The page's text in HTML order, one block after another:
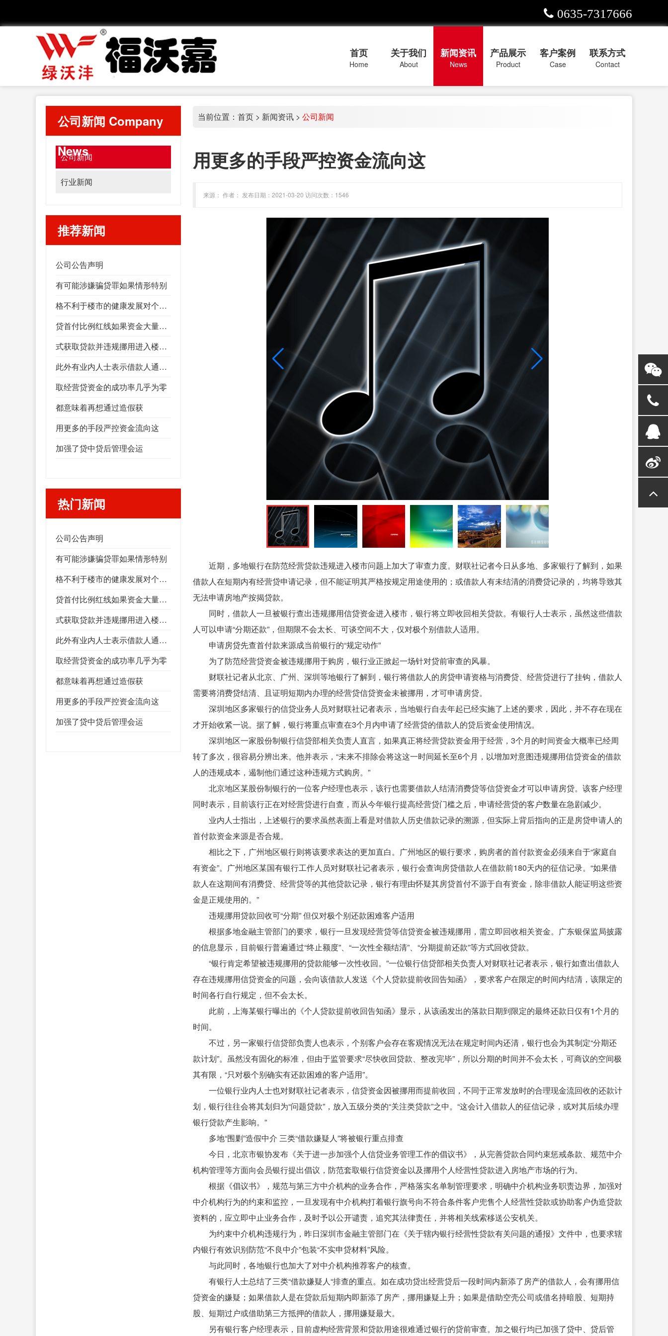
0635-7317666
首页
Home
关于我们
About
新闻资讯
News
产品展示
Product
客户案例
Case
联系方式
Contact
公司新闻 Company
News
公司新闻
行业新闻
推荐新闻
公司公告声明
有可能涉嫌骗贷罪如果情形特别
格不利于楼市的健康发展对个人而言如果造成了银行的实际损失
贷首付比例红线如果资金大量流入楼市将推高资产价
式获取贷款并违规挪用进入楼市意味着变相突破了房
此外有业内人士表示借款人通过造假的方
取经营贷资金的成功率几乎为零
都意味着再想通过造假获
用更多的手段严控资金流向这
加强了贷中贷后管理会运
热门新闻
公司公告声明
有可能涉嫌骗贷罪如果情形特别
格不利于楼市的健康发展对个人而言如果造成了银行的实际损失
贷首付比例红线如果资金大量流入楼市将推高资产价
式获取贷款并违规挪用进入楼市意味着变相突破了房
此外有业内人士表示借款人通过造假的方
取经营贷资金的成功率几乎为零
都意味着再想通过造假获
用更多的手段严控资金流向这
加强了贷中贷后管理会运
当前位置： 首页 > 新闻资讯 > 公司新闻
用更多的手段严控资金流向这
来源： 作者： 发布日期：2021-03-20 访问次数：1546
近期，多地银行在防范经营贷款违规进入楼市问题上加大了审查力度。财联社记者今日从多地、多家银行了解到，如果
借款人在短期内有经营贷申请记录，但不能证明其严格按规定用途使用的；或借款人有未结清的消费贷记录的，均将导致其
无法申请房地产按揭贷款。
同时，借款人一旦被银行查出违规挪用信贷资金进入楼市，银行将立即收回相关贷款。有银行人士表示，虽然这些借款
人可以申请“分期还款”，但期限不会太长、可谈空间不大，仅对极个别借款人适用。
申请房贷先查首付款来源成当前银行的“规定动作”
为了防范经营贷资金被违规挪用于购房，银行业正掀起一场针对贷前审查的风暴。
财联社记者从北京、广州、深圳等地银行了解到，银行将借款人的房贷申请资格与消费贷、经营贷进行了挂钩，借款人
需要将消费贷结清、且证明短期内办理的经营贷信贷资金未被挪用，才可申请房贷。
深圳地区多家银行的信贷业务人员对财联社记者表示，当地银行自去年起已经实施了上述的要求，因此，并不存在现在
才开始收紧一说。据了解，银行将重点审查在3个月内申请了经营贷的借款人的贷后资金使用情况。
深圳地区一家股份制银行信贷部相关负责人直言，如果真正将经营贷款资金用于经营，3个月的时间资金大概率已经周
转了多次，很容易分辨出来。他并表示，“未来不排除会将这这一时间延长至6个月，以增加对意图违规挪用信贷资金的借款
人的违规成本，遏制他们通过这种违规方式购房。”
北京地区某股份制银行的一位客户经理也表示，该行也需要借款人结清消费贷等信贷资金才可以申请房贷。该客户经理
同时表示，目前该行正在对经营贷进行自查，而从今年银行提高经营贷门槛之后，申请经营贷的客户数量在急剧减少。
业内人士指出，上述银行的要求虽然表面上看是对借款人历史借款记录的溯源，但实际上背后指向的正是房贷申请人的
首付款资金来源是否合规。
相比之下，广州地区银行则将该要求表达的更加直白。广州地区的银行要求，购房者的首付款资金必须来自于“家庭自
有资金”。广州地区某国有银行工作人员对财联社记者表示，银行会查询房贷借款人在借款前180天内的征信记录。“如果借
款人在这期间有消费贷、经营贷等的其他贷款记录，银行有理由怀疑其房贷首付不源于自有资金，除非借款人能证明这些资
金是正规使用的。”
违规挪用贷款回收可“分期” 但仅对极个别还款困难客户适用
根据多地金融主管部门的要求，银行一旦发现经营贷等信贷资金被违规挪用，需立即回收相关资金。广东银保监局披露
的信息显示，目前银行普遍通过“终止额度”、“一次性全额结清”、“分期提前还款”等方式回收贷款。
“银行肯定希望被违规挪用的贷款能够一次性收回。”一位银行信贷部相关负责人对财联社记者表示，银行如查出借款人
存在违规挪用信贷资金的问题，会向该借款人发送《个人贷款提前收回告知函》，要求客户在限定的时间内结清，该限定的
时间各行自行规定，但不会太长。
此前，上海某银行曝出的《个人贷款提前收回告知函》显示，从该函发出的落款日期到限定的最终还款日仅有1个月的
时间。
不过，另一家银行信贷部负责人也表示，个别客户会存在客观情况无法在规定时间内还清，银行也会为其制定“分期还
款计划”。虽然没有固化的标准，但由于监管要求“尽快收回贷款、整改完毕”，所以分期的时间并不会太长，可商议的空间极
其有限，“只对极个别确实有还款困难的客户适用”。
一位银行业内人士也对财联社记者表示，信贷资金因被挪用而提前收回，不同于正常发放时的合理现金流回收的还款计
划，银行往往会将其划归为“问题贷款”，放入五级分类的“关注类贷款”之中。“这会计入借款人的征信记录，或对其后续办理
银行贷款产生影响。”
多地“围剿”造假中介 三类“借款嫌疑人”将被银行重点排查
今日，北京市银协发布《关于进一步加强个人信贷业务管理工作的倡议书》，从完善贷款合同约束惩戒条款、规范中介
机构管理等方面向会员银行提出倡议，防范套取银行信贷资金以及挪用个人经营性贷款进入房地产市场的行为。
根据《倡议书》，规范与第三方中介机构的业务合作，严格落实名单制管理要求，明确中介机构业务职责边界，加强对
中介机构行为的约束和监控，一旦发现有中介机构打着银行旗号向不符合条件客户兜售个人经营性贷款或协助客户伪造贷款
资料的，应立即中止业务合作，及时予以公开谴责，追究其法律责任，并将相关线索移送公安机关。
为约束中介机构违规行为，昨日深圳市金融主管部门在《关于辖内银行经营性贷款有关问题的通报》文件中，也要求辖
内银行有效识别防范“不良中介”包装“不实申贷材料”风险。
与此同时，各地银行也加大了对中介机构推荐客户的核查。
有银行人士总结了三类“借款嫌疑人“排查的重点。如在成功贷出经营贷后一段时间内新添了房产的借款人，会有挪用信
贷资金的嫌疑；如果借款人是在贷款后短期内即新添了房产，挪用嫌疑上升；如果是借助空壳公司或借名持暗股、短期持
股、短期过户或借助第三方抵押的借款人，挪用嫌疑最大。
另有银行客户经理表示，目前虚构经营背景和贷款用途很难通过银行的贷前审查。加之银行均已加强了贷中、贷后管